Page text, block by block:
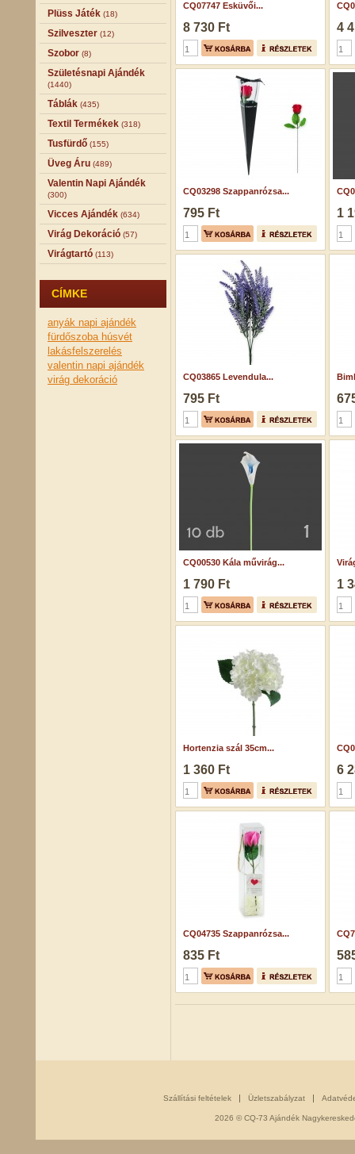
Plüss Játék (18)
Szilveszter (12)
Szobor (8)
Születésnapi Ajándék
(1440)
Táblák (435)
Textil Termékek (318)
Tusfürdő (155)
Üveg Áru (489)
Valentin Napi Ajándék
(300)
Vicces Ajándék (634)
Virág Dekoráció (57)
Virágtartó (113)
CÍMKE
anyák napi ajándék
fürdőszoba húsvét
lakásfelszerelés
valentin napi ajándék
virág dekoráció
CQ07747 Esküvői...
8 730 Ft 4
CQ03298 Szappanrózsa...
795 Ft 1
CQ03865 Levendula...
795 Ft
CQ00530 Kála művirág...
1 790 Ft 1
Hortenzia szál 35cm...
1 360 Ft 6
CQ04735 Szappanrózsa...
835 Ft
Szállítási feltételek Üzletszabályzat
2026 © CQ-73 Ajándék